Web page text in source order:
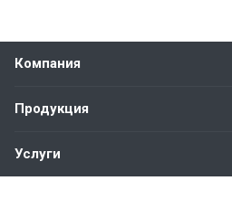
Компания
Продукция
Услуги